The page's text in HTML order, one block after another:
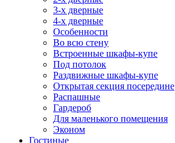
3-х дверные
4-х дверные
Особенности
Во всю стену
Встроенные шкафы-купе
Под потолок
Раздвижные шкафы-купе
Открытая секция посередине
Распашные
Гардероб
Для маленького помещения
Эконом
Гостиные